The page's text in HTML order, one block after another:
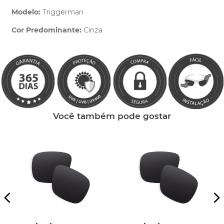
Modelo: Triggerman
Cor Predominante: Cinza
Você também pode gostar